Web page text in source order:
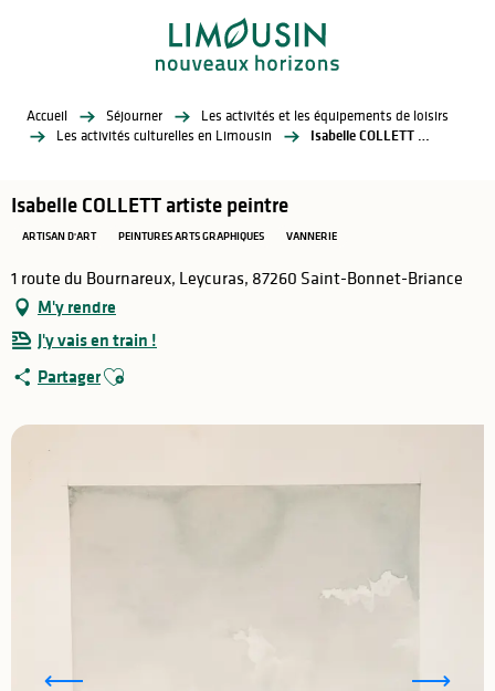
Accueil Séjourner
Les activités et les équipements de loisirs
Les activités culturelles en Limousin
Isabelle COLLETT artiste peintre
Isabelle COLLETT artiste peintre
ARTISAN D'ART PEINTURES ARTS GRAPHIQUES VANNERIE
1 route du Bournareux, Leycuras, 87260 Saint-Bonnet-Briance
M'y rendre
J'y vais en train !
PartagerAjouter aux favoris